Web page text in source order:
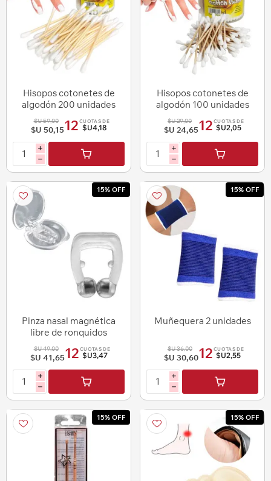
Hisopos cotonetes de
algodón 200 unidades
$U 59,00
$U 50,1512 CUOTAS DE
$U4,18
i
h
Hisopos cotonetes de
algodón 100 unidades
$U 29,00
$U 24,6512 CUOTAS DE
$U2,05
i
h
15% OFF
Pinza nasal magnética
libre de ronquidos
$U 49,00
$U 41,6512 CUOTAS DE
$U3,47
i
h
15% OFF
Muñequera 2 unidades
$U 36,00
$U 30,6012 CUOTAS DE
$U2,55
i
h
15% OFF 15% OFF